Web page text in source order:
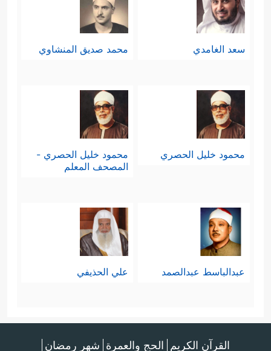
سعد الغامدي محمد صديق المنشاوي
محمود خليل الحصري
محمود خليل الحصري -
المصحف المعلم
عبدالباسط عبدالصمد علي الحذيفي
القرآن الكريم الحج والعمرة شهر رمضان